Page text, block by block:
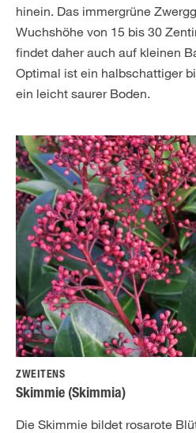
hinein. Das immergrüne
Wuchshöhe von 15 bis 30
findet daher auch auf kleinen
Optimal ist ein halbschattiger
ein leicht saurer Boden.
ZWEITENS
Skimmie (Skimmia)
Die Skimmie bildet rosarote